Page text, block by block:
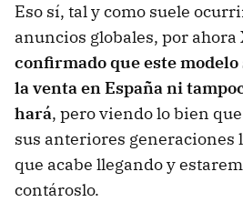
Eso sí, tal y como suele
anuncios globales, por ahora
confirmado que este modelo
la venta en España ni
hará, pero viendo lo bien
sus anteriores generaciones
que acabe llegando y
contároslo.